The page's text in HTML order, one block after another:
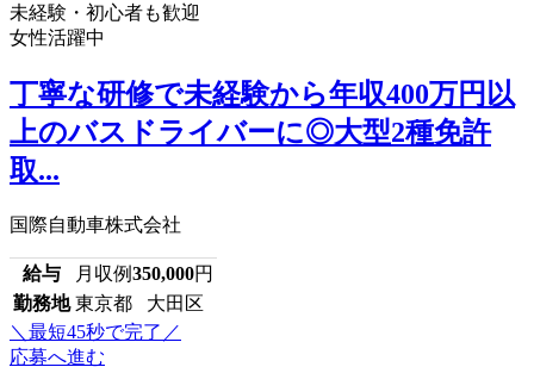
未経験・初心者も歓迎
女性活躍中
丁寧な研修で未経験から年収400万円以
上のバスドライバーに◎大型2種免許
取...
国際自動車株式会社
給与 月収例350,000円
勤務地 東京都 大田区
＼最短45秒で完了／
応募へ進む